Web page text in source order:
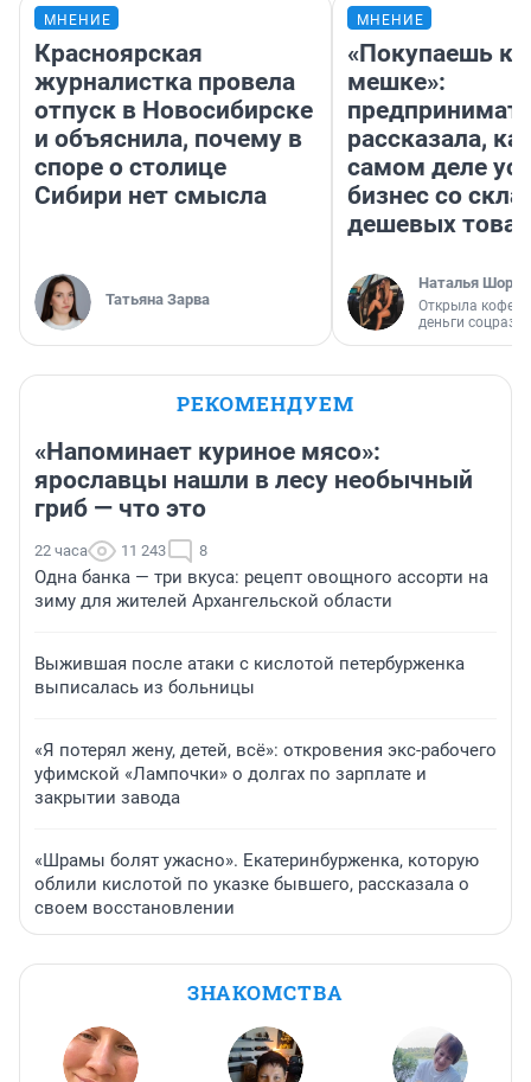
МНЕНИЕ
Красноярская
журналистка провела
отпуск в Новосибирске
и объяснила, почему в
споре о столице
Сибири нет смысла
Татьяна Зарва
МНЕНИЕ
«Покупаешь
мешке»:
рассказала,
самом деле
бизнес со
дешевых
Наталья
Открыла
деньги
РЕКОМЕНДУЕМ
«Напоминает куриное мясо»:
ярославцы нашли в лесу необычный
гриб — что это
22 часа 11 243 8
Одна банка — три вкуса: рецепт овощного ассорти на
зиму для жителей Архангельской области
Выжившая после атаки с кислотой петербурженка
выписалась из больницы
«Я потерял жену, детей, всё»: откровения экс-рабочего
уфимской «Лампочки» о долгах по зарплате и
закрытии завода
«Шрамы болят ужасно». Екатеринбурженка, которую
облили кислотой по указке бывшего, рассказала о
своем восстановлении
ЗНАКОМСТВА